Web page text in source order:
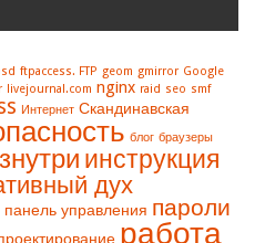
ftpaccess. FTP geom gmirror Google
livejournal.com nginx raid seo smf
Интернет Скандинавская
блог браузеры
инструкция
дух
панель управления пароли
работа